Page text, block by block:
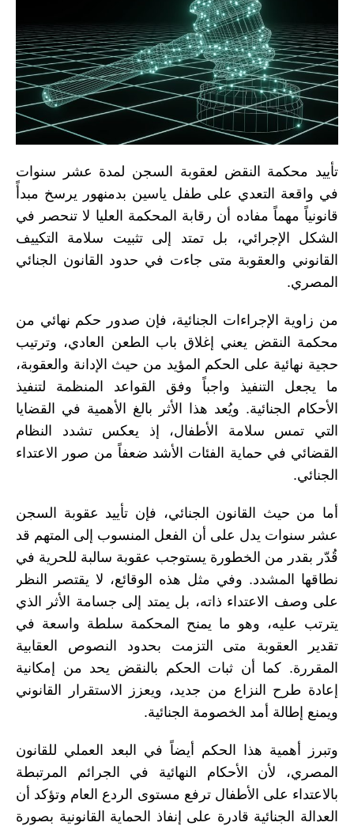
تأييد محكمة النقض لعقوبة السجن لمدة عشر سنوات
في واقعة التعدي على طفل ياسين بدمنهور يرسخ مبدأً
قانونياً مهماً مفاده أن رقابة المحكمة العليا لا تنحصر في
الشكل الإجرائي، بل تمتد إلى تثبيت سلامة التكييف
القانوني والعقوبة متى جاءت في حدود القانون الجنائي
المصري.
من زاوية الإجراءات الجنائية، فإن صدور حكم نهائي من
محكمة النقض يعني إغلاق باب الطعن العادي، وترتيب
حجية نهائية على الحكم المؤيد من حيث الإدانة والعقوبة،
ما يجعل التنفيذ واجباً وفق القواعد المنظمة لتنفيذ
الأحكام الجنائية. ويُعد هذا الأثر بالغ الأهمية في القضايا
التي تمس سلامة الأطفال، إذ يعكس تشدد النظام
القضائي في حماية الفئات الأشد ضعفاً من صور الاعتداء
الجنائي.
أما من حيث القانون الجنائي، فإن تأييد عقوبة السجن
عشر سنوات يدل على أن الفعل المنسوب إلى المتهم قد
قُدّر بقدر من الخطورة يستوجب عقوبة سالبة للحرية في
نطاقها المشدد. وفي مثل هذه الوقائع، لا يقتصر النظر
على وصف الاعتداء ذاته، بل يمتد إلى جسامة الأثر الذي
يترتب عليه، وهو ما يمنح المحكمة سلطة واسعة في
تقدير العقوبة متى التزمت بحدود النصوص العقابية
المقررة. كما أن ثبات الحكم بالنقض يحد من إمكانية
إعادة طرح النزاع من جديد، ويعزز الاستقرار القانوني
ويمنع إطالة أمد الخصومة الجنائية.
وتبرز أهمية هذا الحكم أيضاً في البعد العملي للقانون
المصري، لأن الأحكام النهائية في الجرائم المرتبطة
بالاعتداء على الأطفال ترفع مستوى الردع العام وتؤكد أن
العدالة الجنائية قادرة على إنفاذ الحماية القانونية بصورة